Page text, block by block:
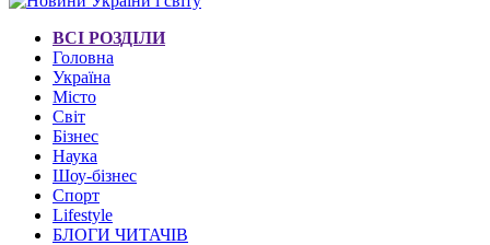
ВСІ РОЗДІЛИ
Головна
Україна
Місто
Світ
Бізнес
Наука
Шоу-бізнес
Спорт
Lifestyle
БЛОГИ ЧИТАЧІВ